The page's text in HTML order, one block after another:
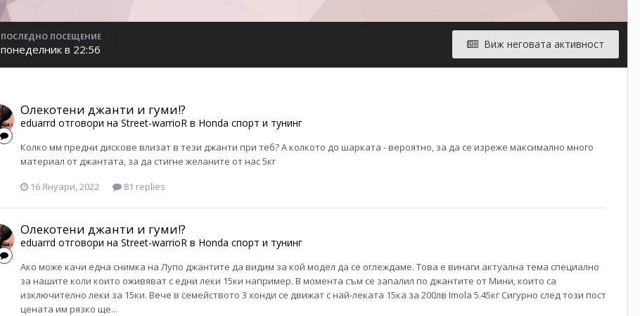
Виж неговата активност
ПОСЛЕДНО ПОСЕЩЕНИЕ
понеделник в 22:56
Олекотени джанти и гуми!?
eduarrd отговори на Street-warrioR в Honda спорт и тунинг
Колко мм предни дискове влизат в тези джанти при теб? А колкото до шарката - вероятно, за да се изреже максимално много
материал от джантата, за да стигне желаните от нас 5кг
16 Януари, 2022
81 replies
Олекотени джанти и гуми!?
eduarrd отговори на Street-warrioR в Honda спорт и тунинг
Ако може качи една снимка на Лупо джантите да видим за кой модел да се оглеждаме. Това е винаги актуална тема специално
за нашите коли които оживяват с едни леки 15ки например. В момента съм се запалил по джантите от Мини, които са
изключително леки за 15ки. Вече в семейството 3 хонди се движат с най-леката 15ка за 200лв Imola 5.45кг Сигурно след този пост
цената им рязко ще...